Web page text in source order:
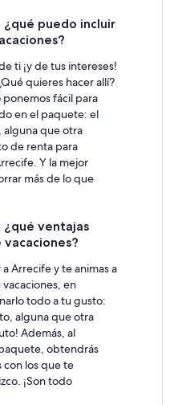
puedo incluir
ti ¡y de tus intereses!
quieres hacer allí?
fácil para
en el paquete: el
alguna que otra
de renta para
Y la mejor
más de lo que
ventajas
Arrecife y te animas a
en
todo a tu gusto:
alguna que otra
Además, al
obtendrás
con los que te
¡Son todo